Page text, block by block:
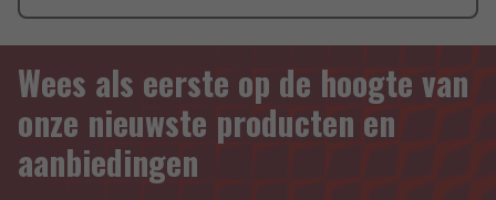
Wees als eerste op de hoogte van
onze nieuwste producten en
aanbiedingen